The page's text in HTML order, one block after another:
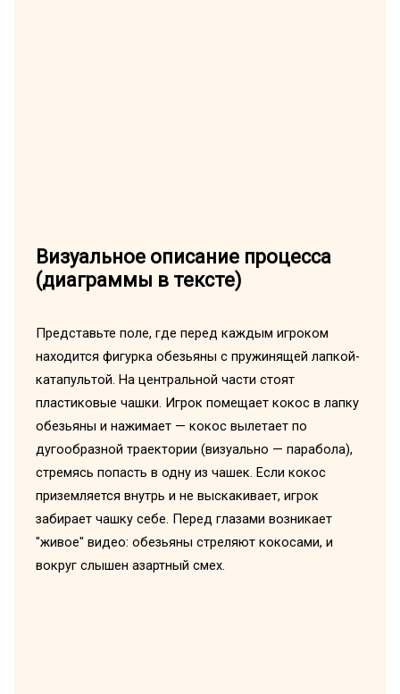
Визуальное описание процесса
(диаграммы в тексте)
Представьте поле, где перед каждым игроком
находится фигурка обезьяны с пружинящей лапкой-
катапультой. На центральной части стоят
пластиковые чашки. Игрок помещает кокос в лапку
обезьяны и нажимает — кокос вылетает по
дугообразной траектории (визуально — парабола),
стремясь попасть в одну из чашек. Если кокос
приземляется внутрь и не выскакивает, игрок
забирает чашку себе. Перед глазами возникает
"живое" видео: обезьяны стреляют кокосами, и
вокруг слышен азартный смех.